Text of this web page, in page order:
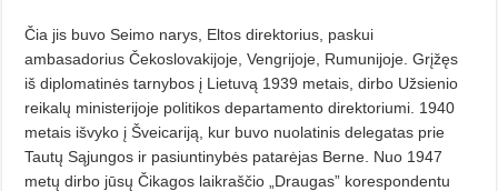
Čia jis buvo Seimo narys, Eltos direktorius, paskui
ambasadorius Čekoslovakijoje, Vengrijoje, Rumunijoje. Grįžęs
iš diplomatinės tarnybos į Lietuvą 1939 metais, dirbo Užsienio
reikalų ministerijoje politikos departamento direktoriumi. 1940
metais išvyko į Šveicariją, kur buvo nuolatinis delegatas prie
Tautų Sąjungos ir pasiuntinybės patarėjas Berne. Nuo 1947
metų dirbo jūsų Čikagos laikraščio „Draugas” korespondentu